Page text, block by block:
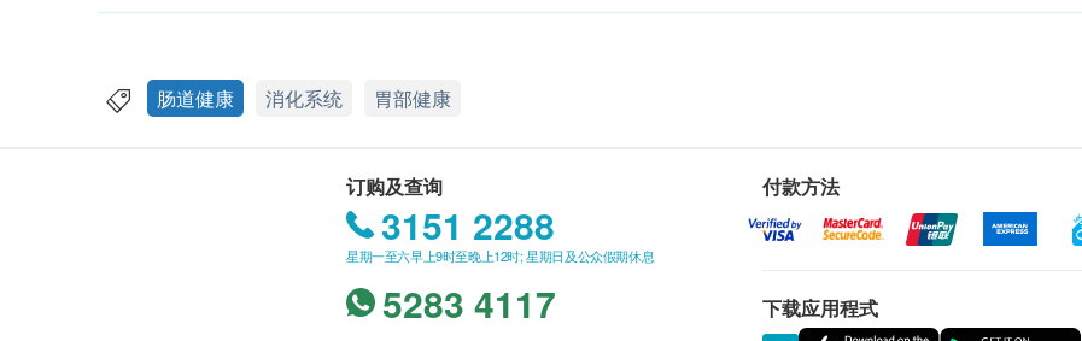
肠道健康 消化系统 胃部健康
订购及查询
3151 2288
星期一至六早上9时至晚上12时; 星期日及公众假期休息
5283 4117
付款方法
下载应用程式